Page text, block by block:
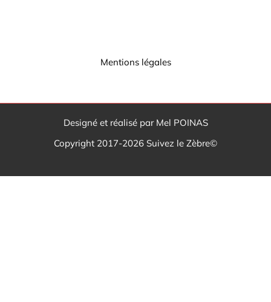
Mentions légales
Designé et réalisé par Mel POINAS
Copyright 2017-2026 Suivez le Zèbre©